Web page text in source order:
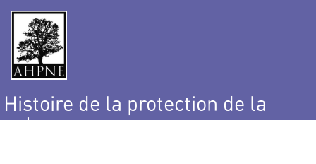
Histoire de la protection de la
nature